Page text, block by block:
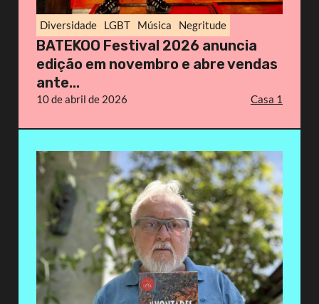
Diversidade LGBT Música Negritude
BATEKOO Festival 2026 anuncia
edição em novembro e abre vendas
ante...
10 de abril de 2026 Casa 1